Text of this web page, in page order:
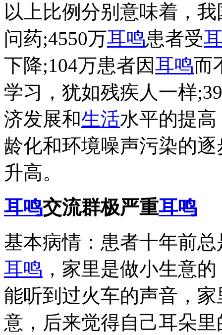
以上比例分别意味着，我
问药;4550万耳鸣患者受
下降;104万患者因耳鸣而
学习，犹如残疾人一样
济发展和生活水平的提
龄化和环境噪声污染的
升高。
耳鸣交流群极严重耳鸣
基本病情：患者十年前总
耳鸣 ，家里是做小生意
能听到过火车的声音，
意，后来觉得自己耳朵